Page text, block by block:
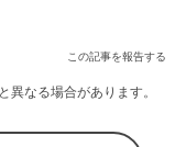
この記事を報告する
なる場合があります。